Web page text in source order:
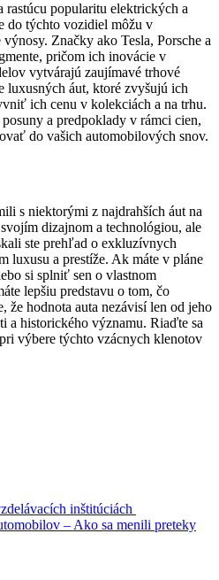
rastúcu popularitu elektrických a
do týchto vozidiel môžu v
Značky ako Tesla, Porsche a
pričom ich inovácie v
vytvárajú zaujímavé trhové
luxusných áut, ktoré zvyšujú ich
ich cenu v kolekciách a na trhu.
a predpoklady v rámci cien,
do vašich automobilových snov.
s niektorými z najdrahších áut na
dizajnom a technológiou, ale
ste prehľad o exkluzívnych
luxusu a prestíže. Ak máte v pláne
si splniť sen o vlastnom
lepšiu predstavu o tom, čo
že hodnota auta nezávisí len od jeho
a historického významu. Riaďte sa
výbere týchto vzácnych klenotov
inštitúciách
– Ako sa menili preteky